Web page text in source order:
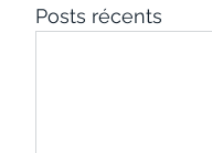
Posts récents